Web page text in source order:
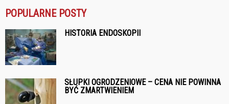
POPULARNE POSTY
HISTORIA ENDOSKOPII
SŁUPKI OGRODZENIOWE – CENA NIE POWINNA
BYĆ ZMARTWIENIEM